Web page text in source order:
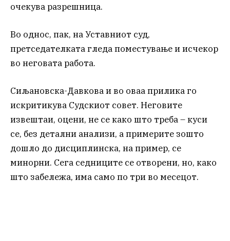
очекува разрешница.
Во однос, пак, на Уставниот суд,
претседателката гледа поместување и исчекор
во неговата работа.
Сиљановска-Давкова и во оваа прилика го
искритикува Судскиот совет. Неговите
извештаи, оцени, не се како што треба – куси
се, без детални анализи, а примерите зошто
дошло до дисциплинска, на пример, се
минорни. Сега седниците се отворени, но, како
што забележа, има само по три во месецот.